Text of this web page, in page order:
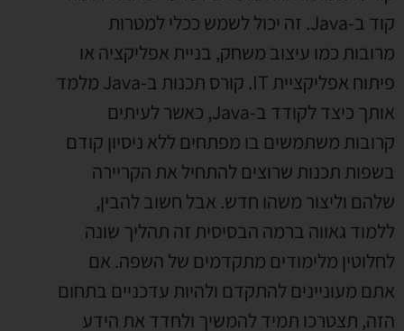
קוד ב-Java. זה יכול לשמש ככלי למטרות
מרובות כמו עיצוב משחק, בניית אפליקציה או
פיתוח אפליקציית IT. קורס תכנות ב-Java מלמד
אותך כיצד לקודד ב-Java, כאשר לעיתים
קרובות משתמשים בו מפתחים ללא ניסיון קודם
בשפות תכנות שרוצים להתחיל את הקריירה
שלהם וליצור משהו חדש. אבל חשוב להבין,
ללמוד גאווה ברמה הבסיסית זה תהליך שונה
לחלוטין מלימודים מתקדמים של השפה. אם
אתם מעוניינים להתקדם ולהיות עדכניים בתחום
הזה, תצטרכו תמיד להמשיך ולחדד את הידע